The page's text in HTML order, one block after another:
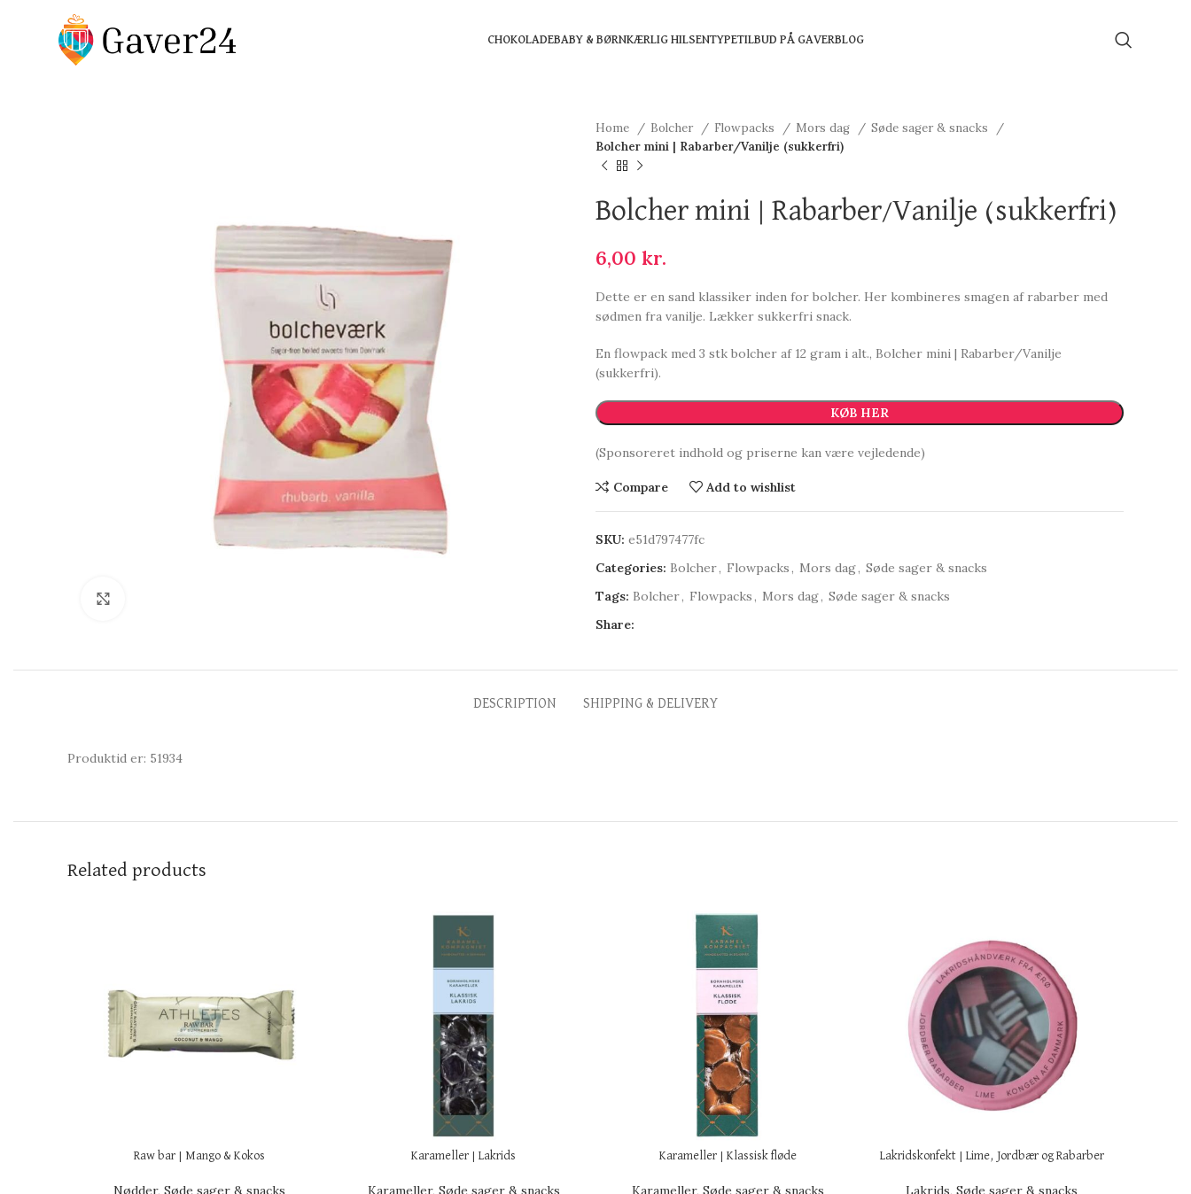
CHOKOLADEBABY & BØRNKÆRLIG HILSENTYPETILBUD PÅ GAVERBLOG
Home Bolcher Flowpacks Mors dag
Søde sager & snacks
Bolcher mini | Rabarber/Vanilje (sukkerfri)
Bolcher mini | Rabarber/Vanilje (sukkerfri)
6,00 kr.
Dette er en sand klassiker inden for bolcher. Her kombineres smagen af rabarber med
sødmen fra vanilje. Lækker sukkerfri snack.
En flowpack med 3 stk bolcher af 12 gram i alt., Bolcher mini | Rabarber/Vanilje
(sukkerfri).
KØB HER
(Sponsoreret indhold og priserne kan være vejledende)
Compare Add to wishlist
SKU: e51d797477fc
Categories: Bolcher, Flowpacks, Mors dag, Søde sager & snacks
Tags: Bolcher, Flowpacks, Mors dag, Søde sager & snacks
Share:
DESCRIPTION SHIPPING & DELIVERY
Produktid er: 51934
Related products
Raw bar | Mango & Kokos
Nødder, Søde sager & snacks
Karameller | Lakrids
Karameller, Søde sager & snacks
Karameller | Klassisk fløde
Karameller, Søde sager & snacks
Lakridskonfekt | Lime, Jordbær og Rabarber
Lakrids, Søde sager & snacks